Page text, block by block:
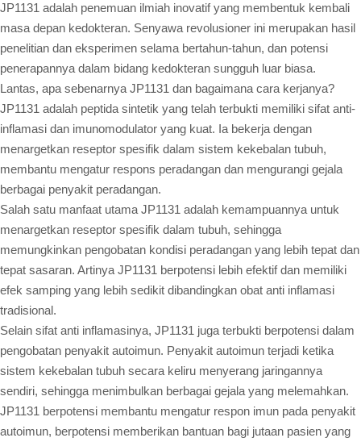
JP1131 adalah penemuan ilmiah inovatif yang membentuk kembali
masa depan kedokteran. Senyawa revolusioner ini merupakan hasil
penelitian dan eksperimen selama bertahun-tahun, dan potensi
penerapannya dalam bidang kedokteran sungguh luar biasa.
Lantas, apa sebenarnya JP1131 dan bagaimana cara kerjanya?
JP1131 adalah peptida sintetik yang telah terbukti memiliki sifat anti-
inflamasi dan imunomodulator yang kuat. Ia bekerja dengan
menargetkan reseptor spesifik dalam sistem kekebalan tubuh,
membantu mengatur respons peradangan dan mengurangi gejala
berbagai penyakit peradangan.
Salah satu manfaat utama JP1131 adalah kemampuannya untuk
menargetkan reseptor spesifik dalam tubuh, sehingga
memungkinkan pengobatan kondisi peradangan yang lebih tepat dan
tepat sasaran. Artinya JP1131 berpotensi lebih efektif dan memiliki
efek samping yang lebih sedikit dibandingkan obat anti inflamasi
tradisional.
Selain sifat anti inflamasinya, JP1131 juga terbukti berpotensi dalam
pengobatan penyakit autoimun. Penyakit autoimun terjadi ketika
sistem kekebalan tubuh secara keliru menyerang jaringannya
sendiri, sehingga menimbulkan berbagai gejala yang melemahkan.
JP1131 berpotensi membantu mengatur respon imun pada penyakit
autoimun, berpotensi memberikan bantuan bagi jutaan pasien yang